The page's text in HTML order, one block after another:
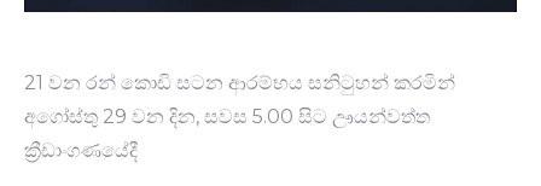
21 වන රන් කොඩි සටන ආරම්භය සනිටුහන් කරමින්
අගෝස්තු 29 වන දින, සවස 5.00 සිට ඌයන්වත්ත
ක්‍රීඩාංගණයේදී